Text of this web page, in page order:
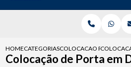
HOMECATEGORIASCOLOCACAO PARA
Colocação de Porta em